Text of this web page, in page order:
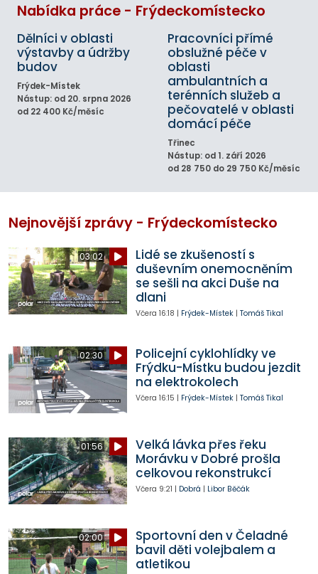
Nabídka práce - Frýdeckomístecko
Dělníci v oblasti
výstavby a údržby
budov
Frýdek-Místek
Nástup: od 20. srpna 2026
od 22 400 Kč/měsíc
Pracovníci přímé
obslužné péče v
oblasti
ambulantních a
terénních služeb a
pečovatelé v oblasti
domácí péče
Třinec
Nástup: od 1. září 2026
od 28 750 do 29 750 Kč/měsíc
Nejnovější zprávy - Frýdeckomístecko
03:02
Lidé se zkušeností s
duševním onemocněním
se sešli na akci Duše na
dlani
Včera 16:18 | Frýdek-Místek| Tomáš Tikal
02:30
Policejní cyklohlídky ve
Frýdku-Místku budou jezdit
na elektrokolech
Včera 16:15 | Frýdek-Místek| Tomáš Tikal
01:56
Velká lávka přes řeku
Morávku v Dobré prošla
celkovou rekonstrukcí
Včera 9:21 | Dobrá | Libor Běčák
02:00
Sportovní den v Čeladné
bavil děti volejbalem a
atletikou